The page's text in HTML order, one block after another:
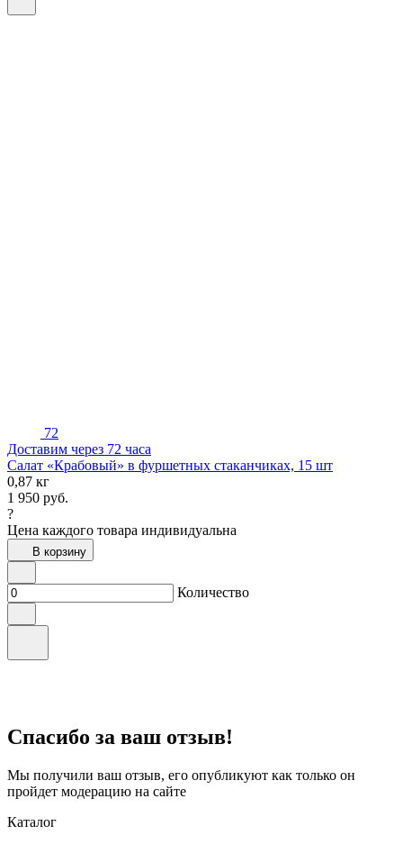
72
Доставим через 72 часа
Салат «Крабовый» в фуршетных стаканчиках, 15 шт
0,87 кг
1 950 руб.
?
Цена каждого товара индивидуальна
В корзину
Количество
Спасибо за ваш отзыв!
Мы получили ваш отзыв, его опубликуют как только он
пройдет модерацию на сайте
Каталог